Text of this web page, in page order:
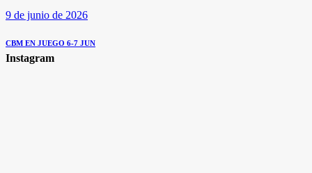
9 de junio de 2026
CBM EN JUEGO 6-7 JUN
Instagram